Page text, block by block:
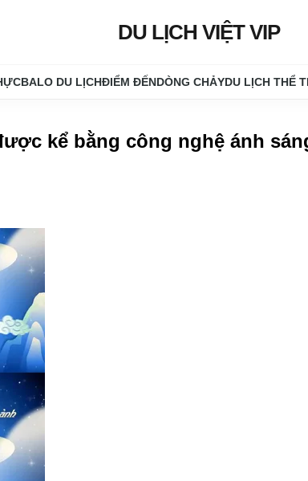
DU LỊCH VIỆT VIP
BALO DU LỊCHĐIỂM ĐẾN DÒNG CHẢY DU LỊCH THỂ
kể bằng công nghệ ánh